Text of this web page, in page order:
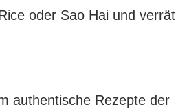
oder Sao Hai und verrät
authentische Rezepte der